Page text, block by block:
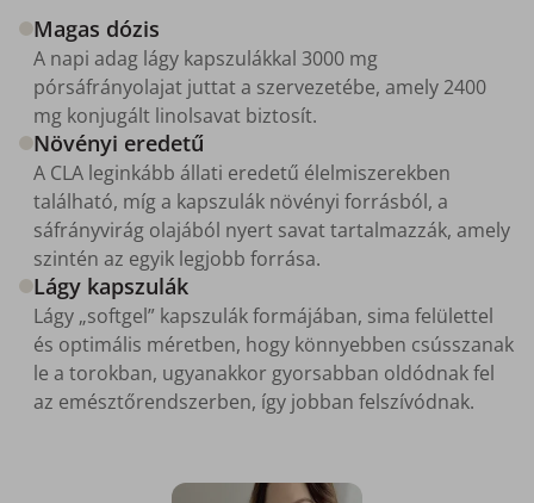
Magas dózis
A napi adag lágy kapszulákkal 3000 mg
pórsáfrányolajat juttat a szervezetébe, amely 2400
mg konjugált linolsavat biztosít.
Növényi eredetű
A CLA leginkább állati eredetű élelmiszerekben
található, míg a kapszulák növényi forrásból, a
sáfrányvirág olajából nyert savat tartalmazzák, amely
szintén az egyik legjobb forrása.
Lágy kapszulák
Lágy „softgel” kapszulák formájában, sima felülettel
és optimális méretben, hogy könnyebben csússzanak
le a torokban, ugyanakkor gyorsabban oldódnak fel
az emésztőrendszerben, így jobban felszívódnak.